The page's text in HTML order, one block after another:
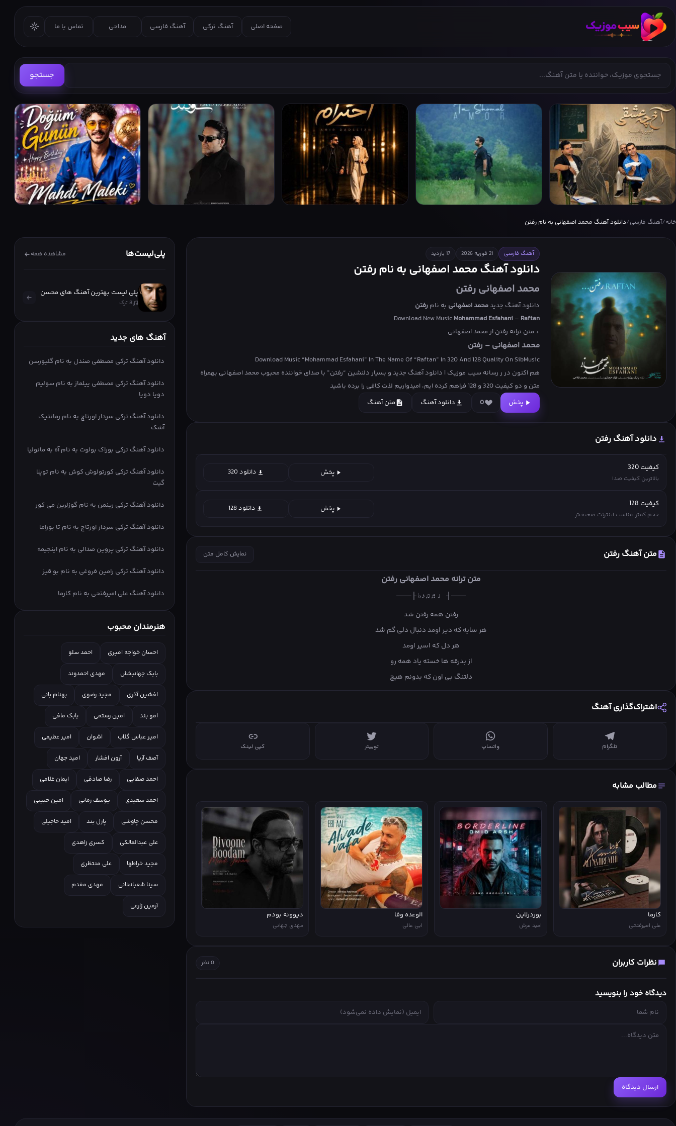
صفحه اصلی آهنگ ترکی آهنگ فارسی مداحی تماس با ما
جستجو
آخ چه عشقی تا شمال خانه/آهنگ فارسی/دانلود آهنگ محمد اصفهانی به نام رفتن
آهنگ فارسی 21 فوریه 2026 17 بازدید
دانلود آهنگ محمد اصفهانی به نام رفتن
محمد اصفهانی رفتن
دانلود آهنگ جدیدمحمد اصفهانی به نام رفتن
Download New Music Mohammad Esfahani – Raftan
+ متن ترانه رفتن از محمد اصفهانی
محمد اصفهانی – رفتن
Download Music “Mohammad Esfahani” In The Name Of “Raftan” In 320 And 128 Quality On SibMusic
هم اکنون در ر رسانه سیب موزیک | دانلود آهنگ جدید و بسیار دلنشین “رفتن” با صدای خواننده محبوب محمد اصفهانی بهمراه
متن و دو کیفیت 320 و 128 فراهم کرده ایم، امیدواریم لذت کافی را برده باشید
پخش
0 دانلود آهنگ متن آهنگ
دانلود آهنگ رفتن
کیفیت 320
بالاترین کیفیت صدا
پخش دانلود 320
کیفیت 128
حجم کمتر، مناسب اینترنت ضعیف‌تر
پخش دانلود 128
متن آهنگ رفتن نمایش کامل متن
متن ترانه محمد اصفهانی رفتن
───┤ ♩♬♫♪♭ ├───
رفتن همه رفتن شد
هر سایه که دیر اومد دنبال دلی گم شد
هر دل که اسیر اومد
از بدرقه ها خسته یاد همه رو
دلتنگ بی اون که بدونم هیچ
از چی دلشون شد سنگ
عشقی که غزل میشد همراه دلم افسرد
مهر همه عادت شد مهرم همه رفت از یاد
از بدرقه ها خسته یاد همه رو
از چی دلشون شد سنگ
هی شعله زدم شعله دورم همه رقصیدن
هق هق زدم و هق هق با قهقهه خندیدن
───┤ ♩♬♫♪♭ ├───
اشتراک‌گذاری آهنگ
تلگرام واتساپ توییتر کپی لینک
مطالب مشابه
کارما
علی امیرفتحی
بوردرلاین
امید عرش
الوعده وفا
ابی عالی
دیوونه بودم
مهدی جهانی
نظرات کاربران 0 نظر
دیدگاه خود را بنویسید
ارسال دیدگاه
پلی‌لیست‌ها مشاهده همه
پلی لیست بهترین آهنگ های محسن
چاوشی
8 ترک
آهنگ های جدید
دانلود آهنگ ترکی مصطفی صندل به نام گلیورسن
دانلود آهنگ ترکی مصطفی ییلماز به نام سولیم
دویا دویا
دانلود آهنگ ترکی سردار اورتاچ به نام رمانتیک
آشک
دانلود آهنگ ترکی بوراک بولوت به نام آه به مانولیا
دانلود آهنگ ترکی کورتولوش کوش به نام توپلا
گیت
دانلود آهنگ ترکی رینمن به نام گوزلرین می کور
دانلود آهنگ ترکی سردار اورتاچ به نام تا بوراما
دانلود آهنگ ترکی پروین صدالی به نام اینجیمه
دانلود آهنگ ترکی رامین فروغی به نام بو قیز
دانلود آهنگ علی امیرفتحی به نام کارما
هنرمندان محبوب
احسان خواجه امیری احمد سلو
بابک جهانبخش مهدی احمدوند
افشین آذری مجید رضوی بهنام بانی
امو بند امین رستمی بابک مافی
امیر عباس گلاب اشوان امیر عظیمی
آصف آریا آرون افشار امید جهان
احمد صفایی رضا صادقی ایمان غلامی
احمد سعیدی یوسف زمانی امین حبیبی
محسن چاوشی پازل بند امید حاجیلی
علی عبدالمالکی کسری زاهدی
مجید خراطها علی منتظری
سینا شعبانخانی مهدی مقدم
آرمین زارعی